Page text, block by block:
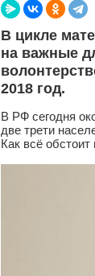
В цикле
на важные
2018 год.
В РФ сегодня
две трети
Как всё